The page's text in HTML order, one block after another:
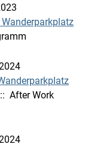
:: After Work